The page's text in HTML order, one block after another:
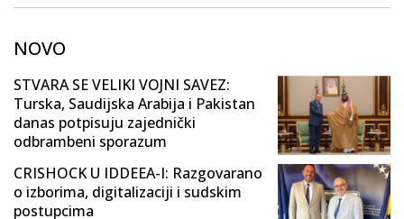
NOVO
STVARA SE VELIKI VOJNI SAVEZ:
Turska, Saudijska Arabija i Pakistan
danas potpisuju zajednički
odbrambeni sporazum
CRISHOCK U IDDEEA-I: Razgovarano
o izborima, digitalizaciji i sudskim
postupcima